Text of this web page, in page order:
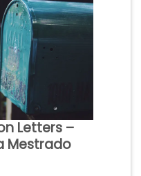
Letters –
Mestrado